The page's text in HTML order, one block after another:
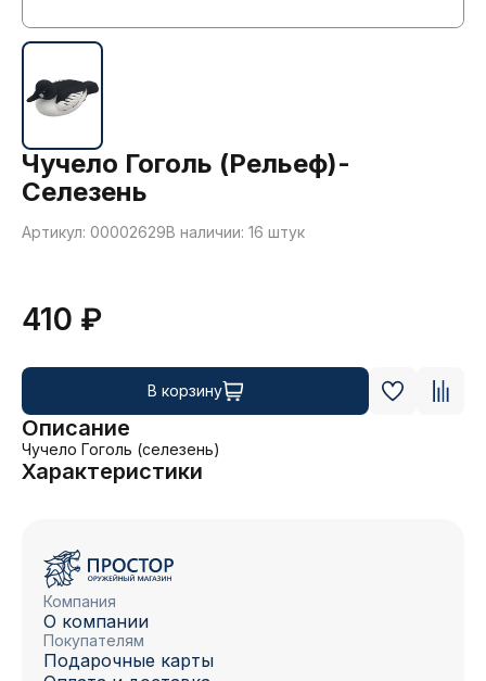
Чучело Гоголь (Рельеф)-
Селезень
Артикул: 00002629В наличии: 16 штук
410 ₽
В корзину
Описание
Чучело Гоголь (селезень)
Характеристики
Компания
О компании
Покупателям
Подарочные карты